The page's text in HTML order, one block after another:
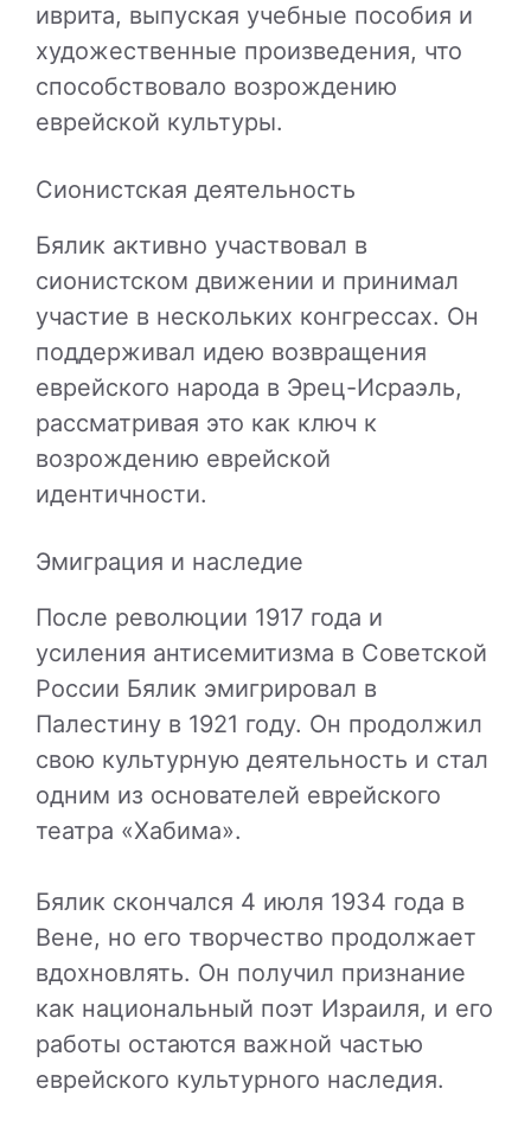
иврита, выпуская учебные пособия и
художественные произведения, что
способствовало возрождению
еврейской культуры.
Сионистская деятельность
Бялик активно участвовал в
сионистском движении и принимал
участие в нескольких конгрессах. Он
поддерживал идею возвращения
еврейского народа в Эрец-Исраэль,
рассматривая это как ключ к
возрождению еврейской
идентичности.
Эмиграция и наследие
После революции 1917 года и
усиления антисемитизма в Советской
России Бялик эмигрировал в
Палестину в 1921 году. Он продолжил
свою культурную деятельность и стал
одним из основателей еврейского
театра «Хабима».
Бялик скончался 4 июля 1934 года в
Вене, но его творчество продолжает
вдохновлять. Он получил признание
как национальный поэт Израиля, и его
работы остаются важной частью
еврейского культурного наследия.